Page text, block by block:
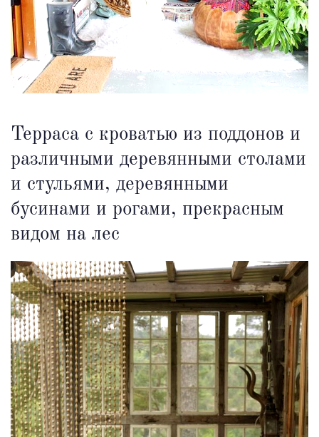
Терраса с кроватью из поддонов и
различными деревянными столами
и стульями, деревянными
бусинами и рогами, прекрасным
видом на лес